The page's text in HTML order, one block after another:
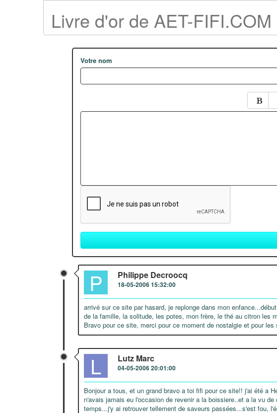
Livre d'or de AET-FIFI.COM
Votre nom
P Philippe Decroocq
18-05-2006 15:32:00
arrivé sur ce site par hasard, je replonge dans mon
de la famille, la solitude, les potes, mon frère, le thé au citron les
Bravo pour ce site, merci pour ce moment de nostalgie et pour
L Lutz Marc
04-05-2006 20:01:00
Bonjour a tous, et un grand bravo a toi fifi pour ce site!! j'ai été a
n'avais jamais eu l'occasion de revenir a la boissiere..et a la vu
temps...j'y ai retrouver tellement de saveurs passées...s'est fou,